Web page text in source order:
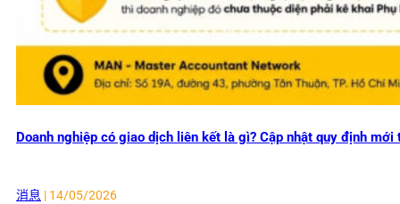
Doanh nghiệp có giao dịch liên kết là gì? Cập nhật quy định
消息 | 14/05/2026